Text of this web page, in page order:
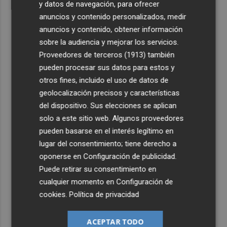
y datos de navegación, para ofrecer
anuncios y contenido personalizados, medir
anuncios y contenido, obtener información
sobre la audiencia y mejorar los servicios.
Proveedores de terceros (1913) también
pueden procesar sus datos para estos y
otros fines, incluido el uso de datos de
geolocalización precisos y características
del dispositivo. Sus elecciones se aplican
solo a este sitio web. Algunos proveedores
pueden basarse en el interés legítimo en
lugar del consentimiento; tiene derecho a
oponerse enConfiguración de publicidad
Puede retirar su consentimiento en
cualquier momento enConfiguración de
cookies .Política de privacidad
ACEPTAR TODO